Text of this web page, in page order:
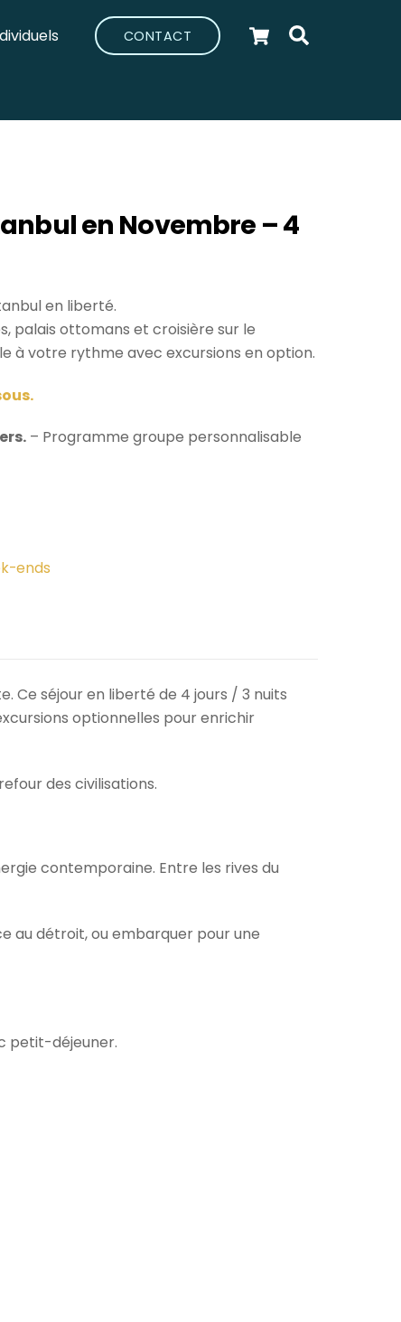
CartSearch
CONTACT
en Novembre – 4
en liberté.
palais ottomans et croisière sur le
à votre rythme avec excursions en option.
– Programme groupe personnalisable
ends
Ce séjour en liberté de 4 jours / 3 nuits
optionnelles pour enrichir
des civilisations.
contemporaine. Entre les rives du
au détroit, ou embarquer pour une
petit-déjeuner.